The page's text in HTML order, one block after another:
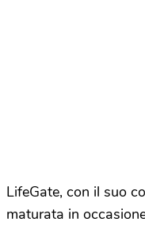
LifeGate, con il suo
maturata in